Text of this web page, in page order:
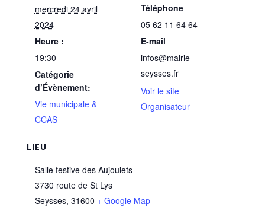
mercredi 24 avril
2024
Heure :
19:30
Catégorie
d’Évènement:
Vie municipale &
CCAS
LIEU
Salle festive des Aujoulets
3730 route de St Lys
Seysses, 31600 + Google Map
Téléphone
05 62 11 64 64
E-mail
infos@mairie-
seysses.fr
Voir le site
Organisateur